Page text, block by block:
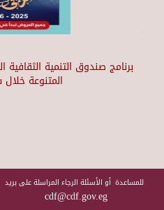
برنامج صندوق التنمية الثقافية
المتنوعة
للمساعدة أو الأسئلة الرجاء المراسلة على بريد
cdf@cdf.gov.eg